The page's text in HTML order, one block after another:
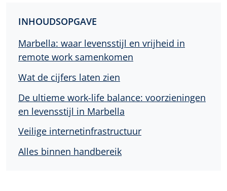
INHOUDSOPGAVE
Marbella: waar levensstijl en vrijheid in
remote work samenkomen
Wat de cijfers laten zien
De ultieme work-life balance: voorzieningen
en levensstijl in Marbella
Veilige internetinfrastructuur
Alles binnen handbereik